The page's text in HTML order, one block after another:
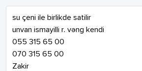
su çeni ile birlikde satilir
unvan ismayilli r. vəng kendi
055 315 65 00
070 315 65 00
Zakir